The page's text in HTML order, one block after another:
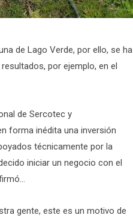
de Lago Verde, por ello, se ha
por ejemplo, en el
de Sercotec y
forma inédita una inversión
técnicamente por la
iniciar un negocio con el
gente, este es un motivo de